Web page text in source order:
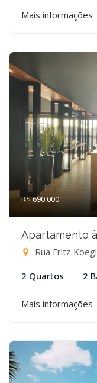
Mais informações
R$ 690.000
Apartamento
Rua Fritz
2 Quartos 2
Mais informações